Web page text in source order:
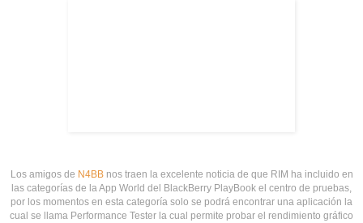
Los amigos de N4BB nos traen la excelente noticia de que RIM ha incluido en
las categorías de la App World del BlackBerry PlayBook el centro de pruebas,
por los momentos en esta categoría solo se podrá encontrar una aplicación la
cual se llama Performance Tester la cual permite probar el rendimiento gráfico